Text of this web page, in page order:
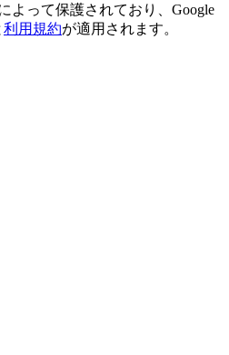
よって保護されており、Google
利用規約が適用されます。